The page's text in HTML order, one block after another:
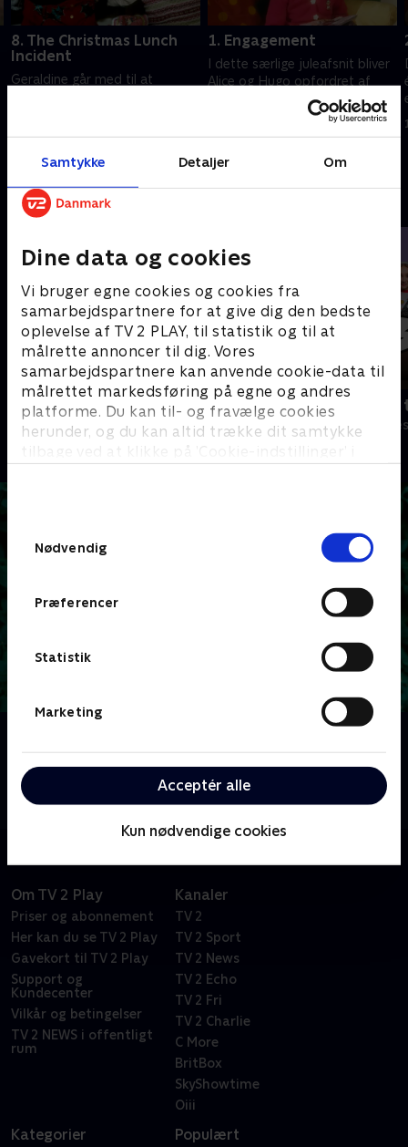
Samtykke Detaljer Om
Dine data og cookies
Vi bruger egne cookies og cookies fra
samarbejdspartnere for at give dig den bedste
oplevelse af TV 2 PLAY, til statistik og til at
målrette annoncer til dig. Vores
samarbejdspartnere kan anvende cookie-data til
målrettet markedsføring på egne og andres
platforme. Du kan til- og fravælge cookies
herunder, og du kan altid trække dit samtykke
tilbage ved at klikke på ’Cookie-indstillinger’ i
Nødvendig
Præferencer
Statistik
Marketing
Acceptér alle
Kun nødvendige cookies
8. The Christmas Lunch
Incident
Geraldine går med til at
1. maj 2023 • 43 min
1. Engagement
I dette særlige juleafsnit bliver
Alice og Hugo opfordret af
Geraldine til at udvikle deres
forhold, og hun får selv et
1. maj 2023 • 38 min
Andre så også
Robssons (dansk tale)
Komedie • 1 sæsoner
Bert (dansk
Komedie • 1
ligefremme præst, som rusker op i en søvnig landsby,
der ikke kan lide forandring.
Om TV 2 Play
Priser og abonnement
Her kan du se TV 2 Play
Gavekort til TV 2 Play
Support og
Kundecenter
Vilkår og betingelser
TV 2 NEWS i offentligt
rum
Kanaler
TV 2
TV 2 Sport
TV 2 News
TV 2 Echo
TV 2 Fri
TV 2 Charlie
C More
BritBox
SkyShowtime
Oiii
Kategorier Populært